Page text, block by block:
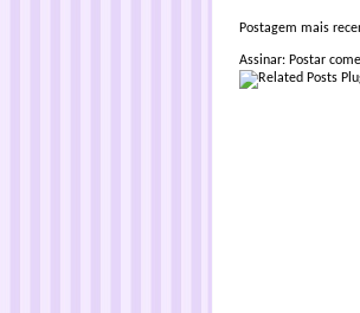
Postagem mais
Assinar: Postar